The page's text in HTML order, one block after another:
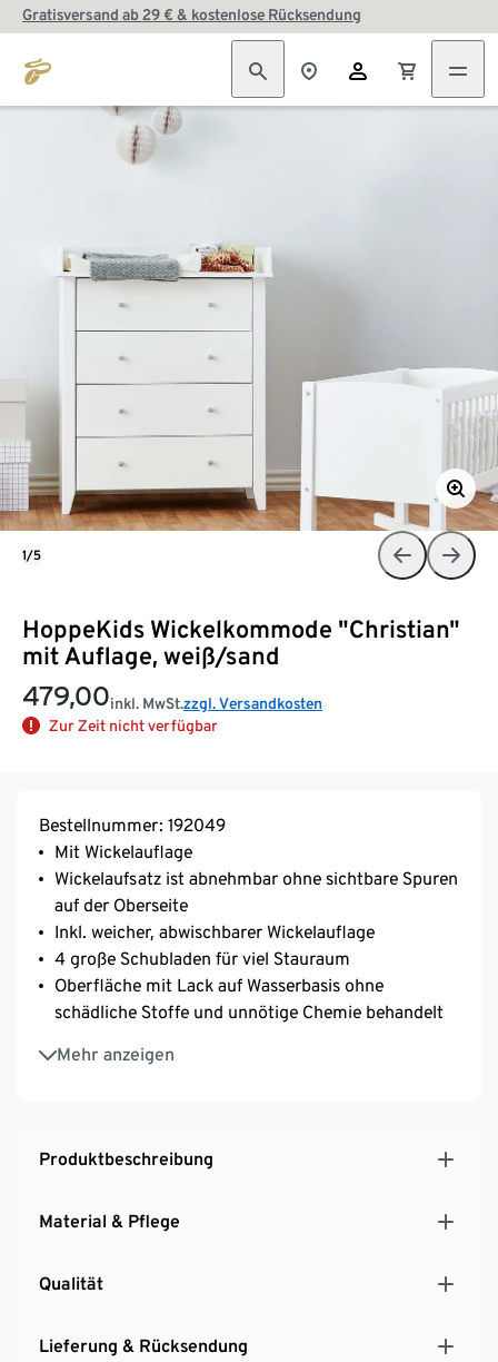
Gratisversand ab 29 € & kostenlose Rücksendung
HoppeKids Wickelkommode "Christian"
mit Auflage, weiß/sand
479,00inkl. MwSt.zzgl. Versandkosten
Zur Zeit nicht verfügbar
1/5
Bestellnummer: 192049
Mit Wickelauflage
Wickelaufsatz ist abnehmbar ohne sichtbare Spuren
auf der Oberseite
Inkl. weicher, abwischbarer Wickelauflage
4 große Schubladen für viel Stauraum
Oberfläche mit Lack auf Wasserbasis ohne
schädliche Stoffe und unnötige Chemie behandelt
Mehr anzeigen
Hersteller: Hoppekids
Produktbeschreibung
Material & Pflege
Qualität
Lieferung & Rücksendung